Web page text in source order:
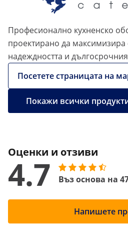
Професионално кухненско
проектирано да максимизира
надеждността и
Посетете страницата на
Покажи всички
Оценки и отзиви
4.7 Въз основа на
Напишете